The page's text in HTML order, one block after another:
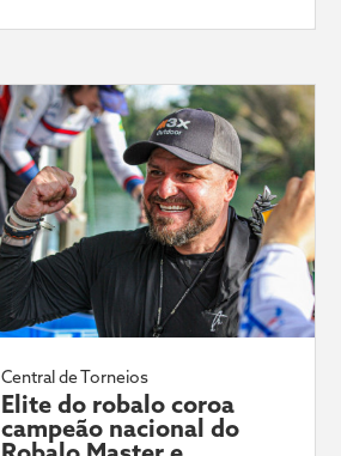
Central de Torneios
Elite do robalo coroa
campeão nacional do